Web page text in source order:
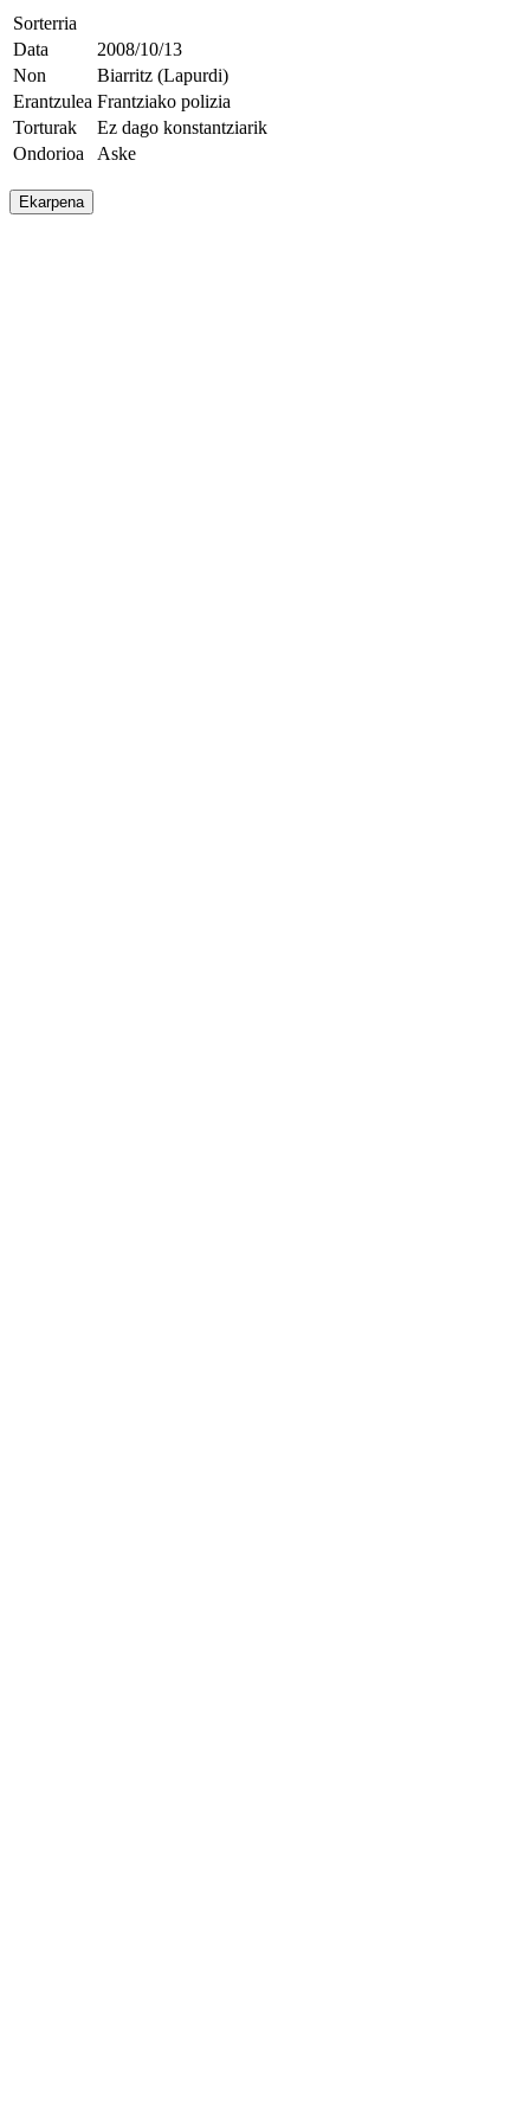
Sorterria
Data
2008/10/13
Non
Biarritz (Lapurdi)
Erantzulea Frantziako polizia
Torturak
Ez dago konstantziarik
Ondorioa
Aske